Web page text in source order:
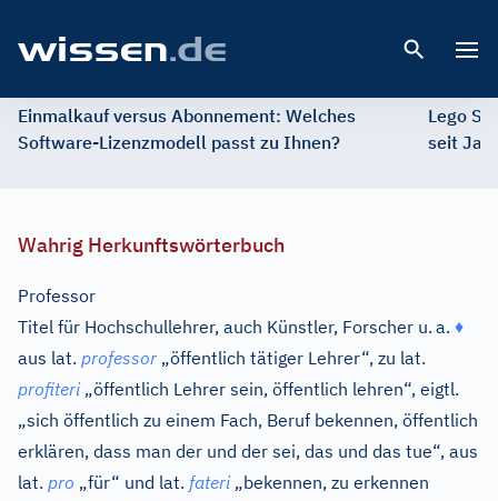
Einmalkauf versus Abonnement: Welches
Software-Lizenzmodell passt zu Ihnen?
Lego
seit
Wahrig Herkunftswörterbuch
Professor
Titel für Hochschullehrer, auch Künstler, Forscher u. a. ♦
aus lat. professor „öffentlich tätiger Lehrer“, zu lat.
profiteri„öffentlich Lehrer sein, öffentlich lehren“, eigtl.
„sich öffentlich zu einem Fach, Beruf bekennen, öffentlich
erklären, dass man der und der sei, das und das tue“, aus
lat. pro „für“ und lat. fateri„bekennen, zu erkennen